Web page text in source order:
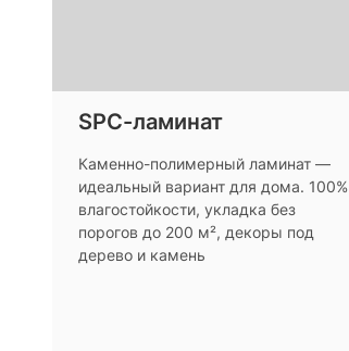
SPC-ламинат
Каменно-полимерный ламинат —
идеальный вариант для дома. 100%
влагостойкости, укладка без
порогов до 200 м², декоры под
дерево и камень